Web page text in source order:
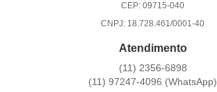
CEP: 09715-040
CNPJ: 18.728.461/0001-40
Atendimento
(11) 2356-6898
(11) 97247-4096 (WhatsApp)